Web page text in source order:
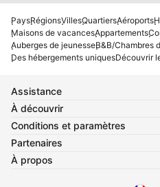
PaysRégionsVillesQuartiersAéroports
Maisons de vacancesAppartements
Auberges de jeunesseB&B/Chambres
Des hébergements uniquesDécouvrir
Assistance
À découvrir
Conditions et paramètres
Partenaires
À propos